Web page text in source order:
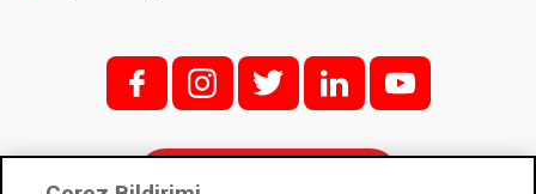
f; i; t l y